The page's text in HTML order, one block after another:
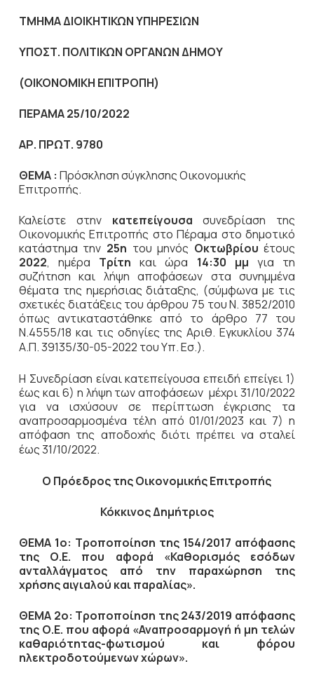
ΤΜΗΜΑ ΔΙΟΙΚΗΤΙΚΩΝ ΥΠΗΡΕΣΙΩΝ
ΥΠΟΣΤ. ΠΟΛΙΤΙΚΩΝ ΟΡΓΑΝΩΝ ΔΗΜΟΥ
(ΟΙΚΟΝΟΜΙΚΗ ΕΠΙΤΡΟΠΗ)
ΠΕΡΑΜΑ 25/10/2022
ΑΡ. ΠΡΩΤ. 9780
ΘΕΜΑ : Πρόσκληση σύγκλησης Οικονομικής
Επιτροπής.
Καλείστε στην κατεπείγουσα συνεδρίαση της
Οικονομικής Επιτροπής στο Πέραμα στο δημοτικό
κατάστημα την 25η του μηνός Οκτωβρίου έτους
2022, ημέρα Τρίτηκαι ώρα 14:30 μμ για τη
συζήτηση και λήψη αποφάσεων στα συνημμένα
θέματα της ημερήσιας διάταξης, (σύμφωνα με τις
σχετικές διατάξεις του άρθρου 75 του Ν. 3852/2010
όπως αντικαταστάθηκε από το άρθρο 77 του
Ν.4555/18 και τις οδηγίες της Αριθ. Εγκυκλίου 374
Α.Π. 39135/30-05-2022 του Υπ. Εσ.).
Η Συνεδρίαση είναι κατεπείγουσα επειδή επείγει 1)
έως και 6) η λήψη των αποφάσεων μέχρι 31/10/2022
για να ισχύσουν σε περίπτωση έγκρισης τα
αναπροσαρμοσμένα τέλη από 01/01/2023 και 7) η
απόφαση της αποδοχής διότι πρέπει να σταλεί
έως 31/10/2022.
Ο Πρόεδροςτης Οικονομικής Επιτροπής
Κόκκινος Δημήτριος
ΘΕΜΑ 1ο: Τροποποίηση της 154/2017 απόφασης
της Ο.Ε. που αφορά «Καθορισμός εσόδων
ανταλλάγματος από την παραχώρηση της
χρήσης αιγιαλού και παραλίας».
ΘΕΜΑ 2ο: Τροποποίηση της 243/2019 απόφασης
της Ο.Ε. που αφορά «Αναπροσαρμογή ή μη τελών
καθαριότητας-φωτισμού και φόρου
ηλεκτροδοτούμενων χώρων».